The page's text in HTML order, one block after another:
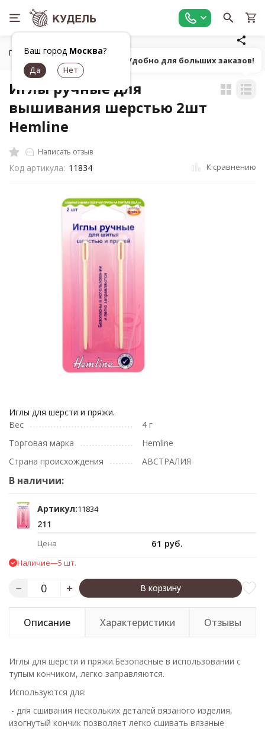
Ваш город Москва?
Главная Шитье Инструменты для шитья
Иглы ручные для
вышивания шерстью 2шт
Hemline
Написать отзыв
Код артикула: 11834 К сравнению
Иглы для шерсти и пряжи.
Вес
4 г
Торговая марка
Hemline
Страна происхождения
АВСТРАЛИЯ
В наличии:
Артикул:11834
211
Цена 61 руб.
Наличие—5 шт.
В корзину
Описание Характеристики Отзывы
Иглы для шерсти и пряжи.Безопасные в использовании с
тупым кончиком, легко заправляются.
Используются для:
- для сшивания нескольких деталей вязаного изделия,
изогнутый кончик позволяет легко сшивать вязаные
Попробуй! Удобно для больших заказов!